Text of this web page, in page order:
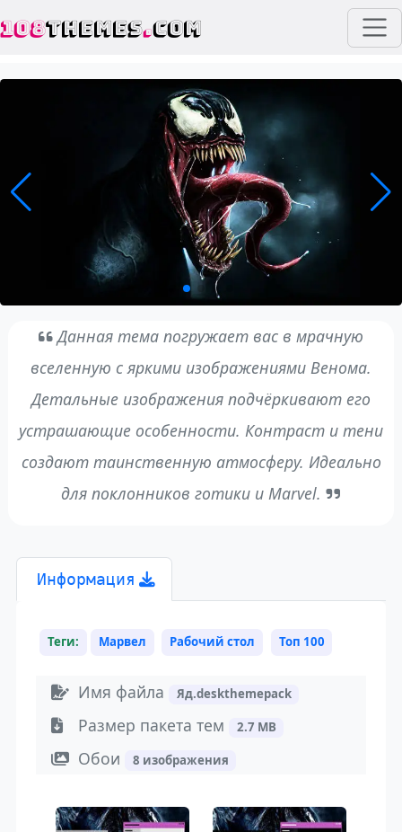
108THEMES.COM
Данная тема погружает вас в мрачную
вселенную с яркими изображениями Венома.
Детальные изображения подчёркивают его
устрашающие особенности. Контраст и тени
создают таинственную атмосферу. Идеально
для поклонников готики и Marvel.
Информация
Теги: Марвел Рабочий стол Топ 100
Имя файла Яд.deskthemepack
Размер пакета тем 2.7 MB
Обои 8 изображения